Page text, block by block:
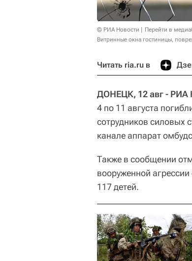
© РИА Новости
Перейти в
Витринные окна гостиницы,
Читать ria.ru в
ДОНЕЦК, 12 авг - РИА
4 по 11 августа
сотрудников силовых
канале аппарат
Также в сообщении
вооруженной
117 детей.